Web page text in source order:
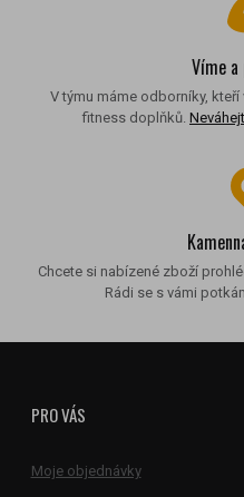
Víme
V týmu máme odborníky,
fitness doplňků.
Chcete si nabízené zboží
Rádi se s vámi
PRO VÁS
Moje objednávky